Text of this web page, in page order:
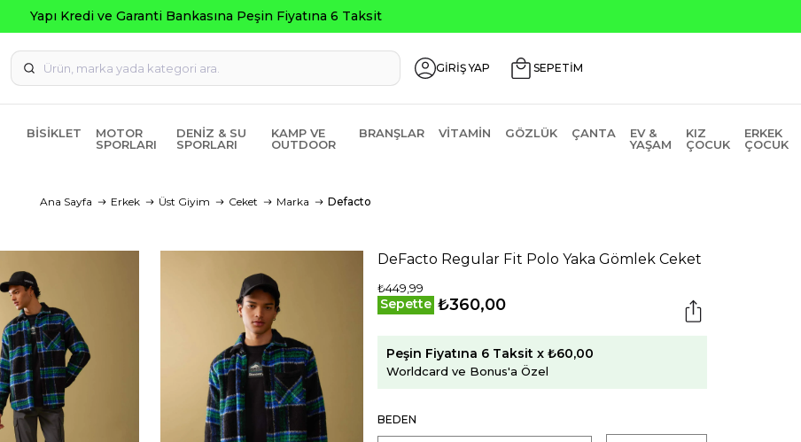
GİRİŞ YAP SEPETİM
BISIKLET
MOTOR
SPORLARI
DENIZ & SU
SPORLARI
KAMP VE
OUTDOOR
BRANŞLAR VITAMIN GÖZLÜK ÇANTA
EV &
YAŞAM
KIZ
ÇOCUK
ERKEK
ÇOCUK
Ana Sayfa Erkek Üst Giyim Ceket Marka Defacto
DeFacto Regular Fit Polo Yaka Gömlek Ceket
₺449,99
Sepette ₺360,00
Peşin Fiyatına 6 Taksit x ₺60,00
Worldcard ve Bonus'a Özel
BEDEN